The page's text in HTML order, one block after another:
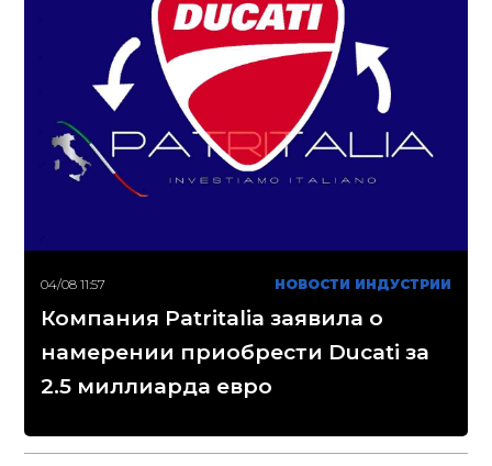
04/08 11:57 НОВОСТИ ИНДУСТРИИ
Компания Patritalia заявила о
намерении приобрести Ducati за
2.5 миллиарда евро